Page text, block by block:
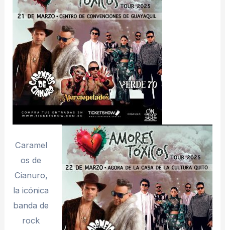
Caramel
os de
Cianuro,
la icónica
banda de
rock